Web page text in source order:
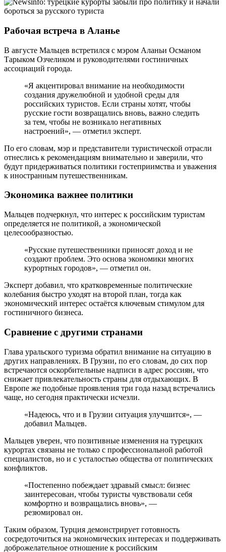
Рабочая встреча в Аланье
В августе Мальцев встретился с мэром Аланьи Османом
Тарыком Озчеликом и руководителями гостиничных
ассоциаций города.
«Я акцентировал внимание на необходимости
создания дружелюбной и удобной среды для
российских туристов. Если страны хотят, чтобы
русские гости возвращались вновь, важно следить
за тем, чтобы не возникало негативных
настроений», — отметил эксперт.
По его словам, мэр и представители туристической отрасли
отнеслись к рекомендациям внимательно и заверили, что
будут придерживаться политики гостеприимства и уважения
к иностранным путешественникам.
Экономика важнее политики
Мальцев подчеркнул, что интерес к российским туристам
определяется не политикой, а экономической
целесообразностью.
«Русские путешественники приносят доход и не
создают проблем. Это основа экономики многих
курортных городов», — отметил он.
Эксперт добавил, что кратковременные политические
колебания быстро уходят на второй план, тогда как
экономический интерес остаётся ключевым стимулом для
гостиничного бизнеса.
Сравнение с другими странами
Глава уральского туризма обратил внимание на ситуацию в
других направлениях. В Грузии, по его словам, до сих пор
встречаются оскорбительные надписи в адрес россиян, что
снижает привлекательность страны для отдыхающих. В
Европе же подобные проявления три года назад встречались
чаще, но сегодня практически исчезли.
«Надеюсь, что и в Грузии ситуация улучшится», —
добавил Мальцев.
Мальцев уверен, что позитивные изменения на турецких
курортах связаны не только с профессиональной работой
специалистов, но и с усталостью общества от политических
конфликтов.
«Постепенно побеждает здравый смысл: бизнес
заинтересован, чтобы туристы чувствовали себя
комфортно и возвращались вновь», —
резюмировал он.
Таким образом, Турция демонстрирует готовность
сосредоточиться на экономических интересах и поддерживать
доброжелательное отношение к российским